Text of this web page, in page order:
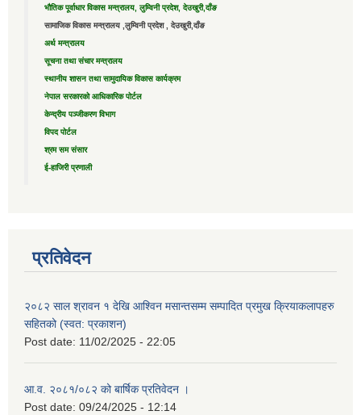
भौतिक पूर्वाधार विकास मन्त्रालय, लुम्विनी प्रदेश, देउखुरी,दाँङ
सामाजिक विकास मन्त्रालय ,लुम्विनी प्रदेश , देउखुरी,दाँङ
अर्थ मन्त्रालय
सूचना तथा संचार मन्त्रालय
स्थानीय शासन तथा सामुदायिक विकास कार्यक्रम
नेपाल सरकारको आधिकारिक पोर्टल
केन्द्रीय पञ्जीकरण विभाग
विपद पोर्टल
श्रम सम संसार
ई-हाजिरी प्रणाली
प्रतिवेदन
२०८२ साल श्रावन १ देखि आश्विन मसान्तसम्म सम्पादित प्रमुख क्रियाकलापहरु
सहितको (स्वत: प्रकाशन)
Post date: 11/02/2025 - 22:05
आ.व. २०८१/०८२ को बार्षिक प्रतिवेदन ।
Post date: 09/24/2025 - 12:14